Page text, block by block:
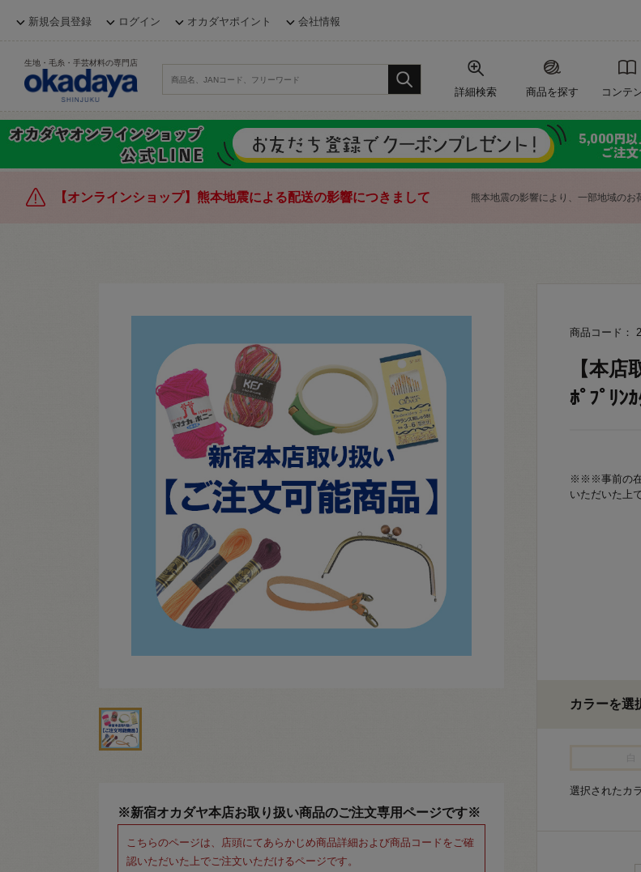
新規会員登録 ログイン オカダヤポイント 会社情報
生地・毛糸・手芸材料の専門店
詳細検索 商品を探す コンテ
【オンラインショップ】熊本地震による配送の影響につきまして 熊本地震の影響により、一部地域の
※新宿オカダヤ本店お取り扱い商品のご注文専用ページです※
こちらのページは、店頭にてあらかじめ商品詳細および商品コードをご確
認いただいた上でご注文いただけるページです。
商品コード：
【本
ﾎﾟﾌﾟﾘﾝ
※※※事前の在
いただいた上
カラーを選
選択されたカ